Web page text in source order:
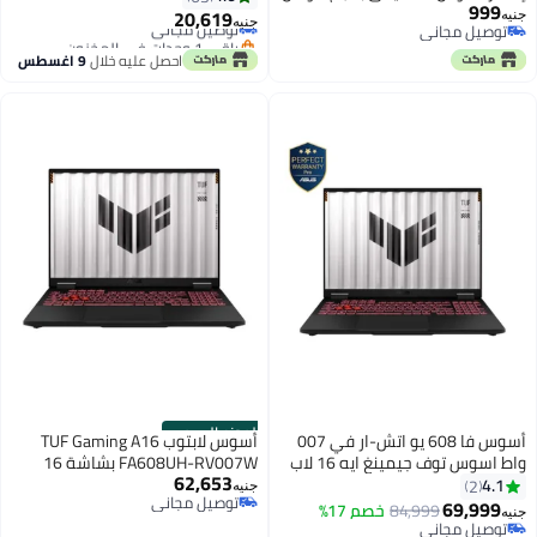
(4.0×1.35mm) ASUS NEW (40135)جنيه999
توصيل مجاني
توصيل مجاني DCI-P3، HDR10، VESA DisplayHDR
400، ELMB SYNC، AMD FreeSync
Premium، HDMI 2.1، DisplayPort
جنيه20,619
توصيل مجاني
باقي 1 وحدات في المخزون
توصيل مجانياحصل عليه خلال9 اغسطس
أسوس فا 608 يو اتش-ار في 007
واط اسوس توف جيمينغ ايه 16 لاب
توب مع 16 انش اتش دي / ايه ام دي
ريزن™ 7 260 / 16 جيجا رام / 512
جيجا اس اس دي / نفيدياEF
4.1
2
جنيه69,999
84,999خصم 17%
توصيل مجاني
الموزع الرسمي أسوس لابتوب TUF Gaming A16
FA608UH-RV007W بشاشة 16
جنيه62,653
توصيل مجاني
توصيل مجاني